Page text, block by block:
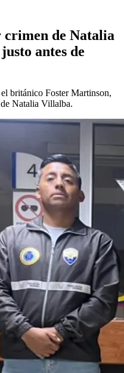
de Natalia
antes de
británico Foster Martinson,
Natalia Villalba.